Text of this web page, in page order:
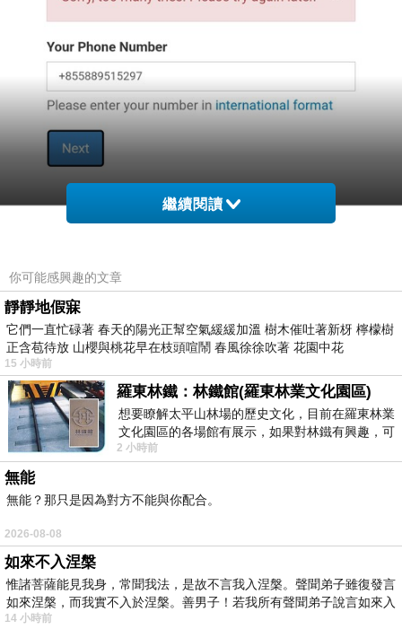
上一篇：福音武器
下一篇：柬埔寨「艾滋村」的憤怒與悲傷
繼續閱讀
你可能感興趣的文章
靜靜地假寐
它們一直忙碌著 春天的陽光正幫空氣緩緩加溫 樹木催吐著新枒 檸檬樹
正含苞待放 山櫻與桃花早在枝頭喧鬧 春風徐徐吹著 花園中花
15 小時前
羅東林鐵：林鐵館(羅東林業文化園區)
想要瞭解太平山林場的歷史文化，目前在羅東林業
文化園區的各場館有展示，如果對林鐵有興趣，可
以到林鐵館。 這裡展示從山下
2 小時前
無能
無能？那只是因為對方不能與你配合。
2026-08-08
如來不入涅槃
惟諸菩薩能見我身，常聞我法，是故不言我入涅槃。聲聞弟子雖復發言
如來涅槃，而我實不入於涅槃。善男子！若我所有聲聞弟子說言如來入
14 小時前